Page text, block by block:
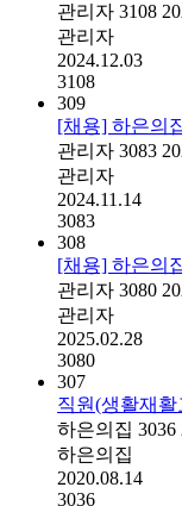
관리자 3108
관리자
2024.12.03
3108
309
[채용] 하은의
관리자 3083
관리자
2024.11.14
3083
308
[채용] 하은의
관리자 3080
관리자
2025.02.28
3080
307
직원(생활재
하은의집 3036
하은의집
2020.08.14
3036